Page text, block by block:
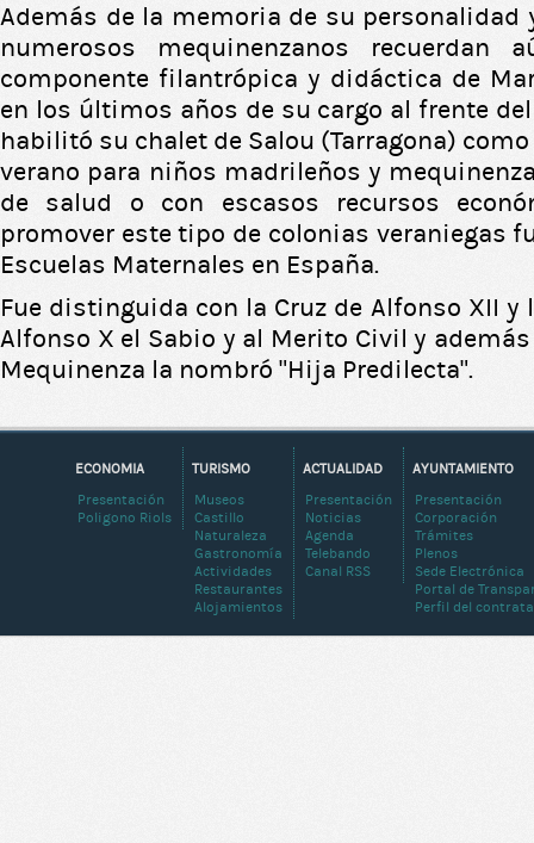
Además de la memoria de su personalidad
numerosos mequinenzanos recuerdan
componente filantrópica y didáctica de
en los últimos años de su cargo al frente
habilitó su chalet de Salou (Tarragona)
verano para niños madrileños y
de salud o con escasos recursos
promover este tipo de colonias veraniegas
Escuelas Maternales en España.
Fue distinguida con la Cruz de Alfonso XII y
Alfonso X el Sabio y al Merito Civil y
Mequinenza la nombró “Hija Predilecta”.
AYUNTAMIENTO
Presentación
Corporación
Trámites
Plenos
Sede Electrónica
Portal de
Perfil del
ACTUALIDAD
Presentación
Noticias
Agenda
Telebando
Canal RSS
TURISMO
Museos
Castillo
Naturaleza
Gastronomía
Actividades
Restaurantes
Alojamientos
ECONOMIA
Presentación
Poligono Riols